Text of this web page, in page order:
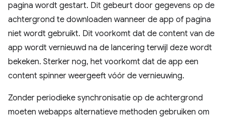
pagina wordt gestart. Dit gebeurt door gegevens op de
achtergrond te downloaden wanneer de app of pagina
niet wordt gebruikt. Dit voorkomt dat de content van de
app wordt vernieuwd na de lancering terwijl deze wordt
bekeken. Sterker nog, het voorkomt dat de app een
content spinner weergeeft vóór de vernieuwing.
Zonder periodieke synchronisatie op de achtergrond
moeten webapps alternatieve methoden gebruiken om